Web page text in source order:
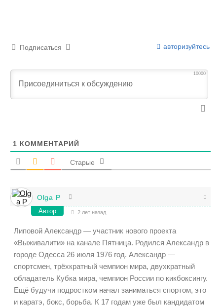
Подписаться авторизуйтесь
10000
1 КОММЕНТАРИЙ
Старые
Olga P
Автор 2 лет назад
Липовой Александр — участник нового проекта
«Выживалити» на канале Пятница. Родился Александр в
городе Одесса 26 июля 1976 год. Александр —
спортсмен, трёхкратный чемпион мира, двухкратный
обладатель Кубка мира, чемпион России по кикбоксингу.
Ещё будучи подростком начал заниматься спортом, это
и каратэ, бокс, борьба. К 17 годам уже был кандидатом